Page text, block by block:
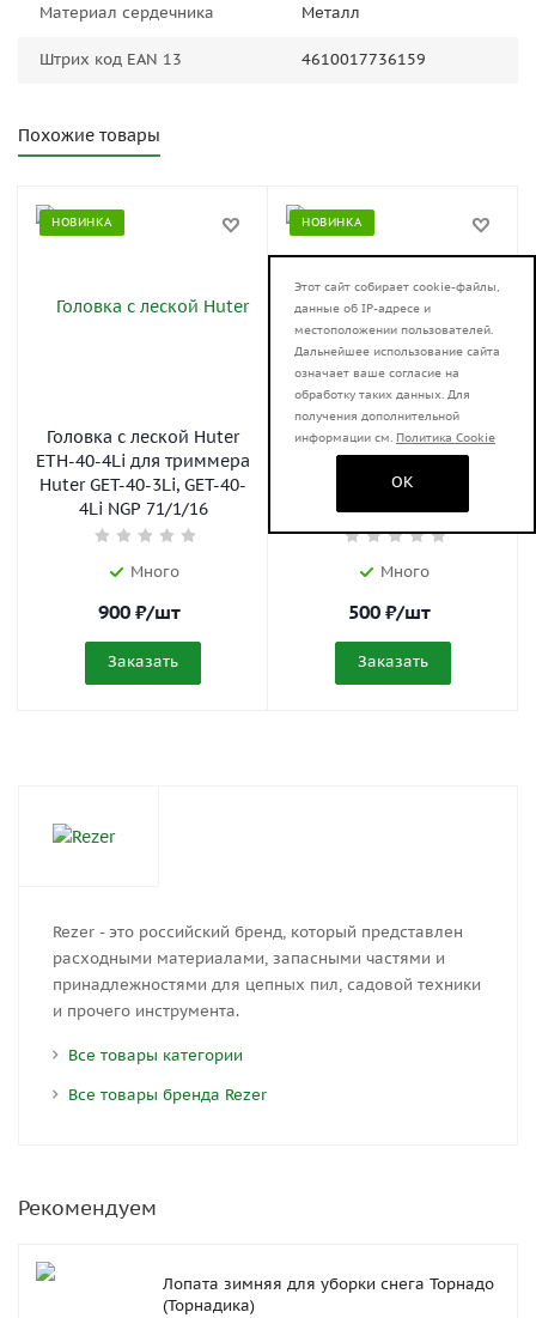
Материал сердечника Металл
Штрих код EAN 13 4610017736159
Похожие товары
НОВИНКА
Головка с леской Huter
ETH-40-4Li для триммера
Huter GET-40-3Li, GET-40-
4Li NGP 71/1/16
Много
900₽/шт
Заказать
НОВИНКА
Головка для триммера
алюминиевая бочка
Huter для GGT и GET
1200-2000 71/2/40
Много
500₽/шт
Заказать
Rezer - это российский бренд, который представлен
расходными материалами, запасными частями и
принадлежностями для цепных пил, садовой техники
и прочего инструмента.
Все товары категории
Все товары бренда Rezer
Рекомендуем
Лопата зимняя для уборки снега Торнадо
(Торнадика)
Этот сайт собирает cookie-файлы,
данные об IP-адресе и
местоположении пользователей.
Дальнейшее использование сайта
означает ваше согласие на
обработку таких данных. Для
получения дополнительной
информации см. Политика Cookie
OK